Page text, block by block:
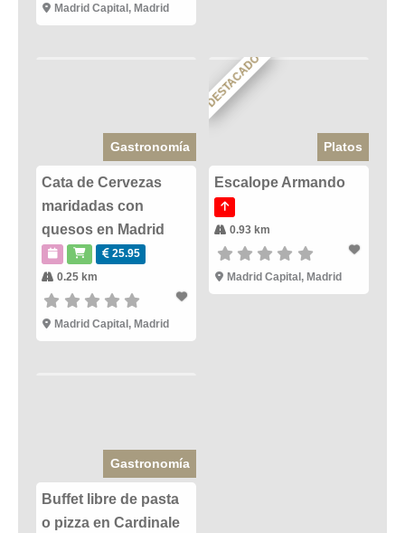
Madrid Capital, Madrid
Gastronomía
Cata de Cervezas
maridadas con
quesos en Madrid
25.95
0.25 km
Madrid Capital , Madrid
DESTACADO
Platos
Escalope Armando
0.93 km
Madrid Capital , Madrid
Gastronomía
Buffet libre de pasta
o pizza en Cardinale